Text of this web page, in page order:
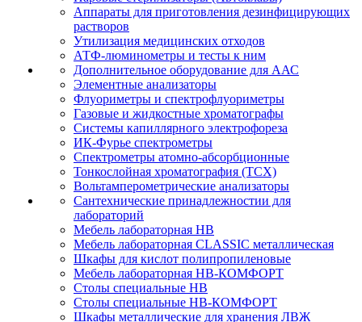
Аппараты для приготовления дезинфицирующих
растворов
Утилизация медицинских отходов
АТФ-люминометры и тесты к ним
Дополнительное оборудование для ААС
Элементные анализаторы
Флуориметры и спектрофлуориметры
Газовые и жидкостные хроматографы
Системы капиллярного электрофореза
ИК-Фурье спектрометры
Спектрометры атомно-абсорбционные
Тонкослойная хроматография (ТСХ)
Вольтамперометрические анализаторы
Сантехнические принадлежностии для
лабораторий
Мебель лабораторная НВ
Мебель лабораторная CLASSIC металлическая
Шкафы для кислот полипропиленовые
Мебель лабораторная НВ-КОМФОРТ
Столы специальные НВ
Столы специальные НВ-КОМФОРТ
Шкафы металлические для хранения ЛВЖ